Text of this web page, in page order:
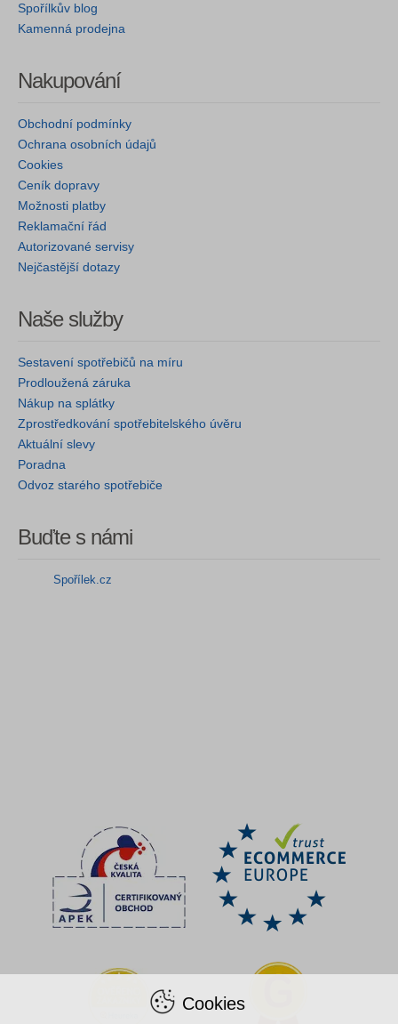
Spořílkův blog
Kamenná prodejna
Nakupování
Obchodní podmínky
Ochrana osobních údajů
Cookies
Ceník dopravy
Možnosti platby
Reklamační řád
Autorizované servisy
Nejčastější dotazy
Naše služby
Sestavení spotřebičů na míru
Prodloužená záruka
Nákup na splátky
Zprostředkování spotřebitelského úvěru
Aktuální slevy
Poradna
Odvoz starého spotřebiče
Buďte s námi
Spořílek.cz
Cookies